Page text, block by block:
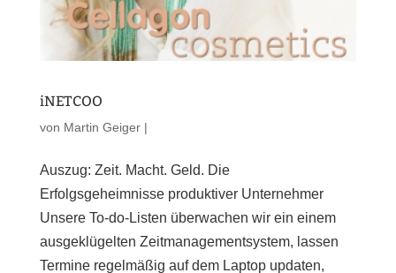
iNETCOO
von Martin Geiger|
Auszug: Zeit. Macht. Geld. Die
Erfolgsgeheimnisse produktiver Unternehmer
Unsere To-do-Listen überwachen wir ein einem
ausgeklügelten Zeitmanagementsystem, lassen
Termine regelmäßig auf dem Laptop updaten,